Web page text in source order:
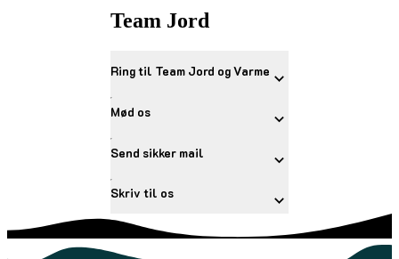
Team Jord
Ring til Team Jord og Varme
Mød os
Send sikker mail
Skriv til os